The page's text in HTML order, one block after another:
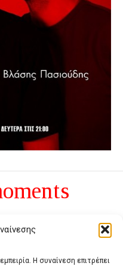
Η συναίνεση επιτρέπει